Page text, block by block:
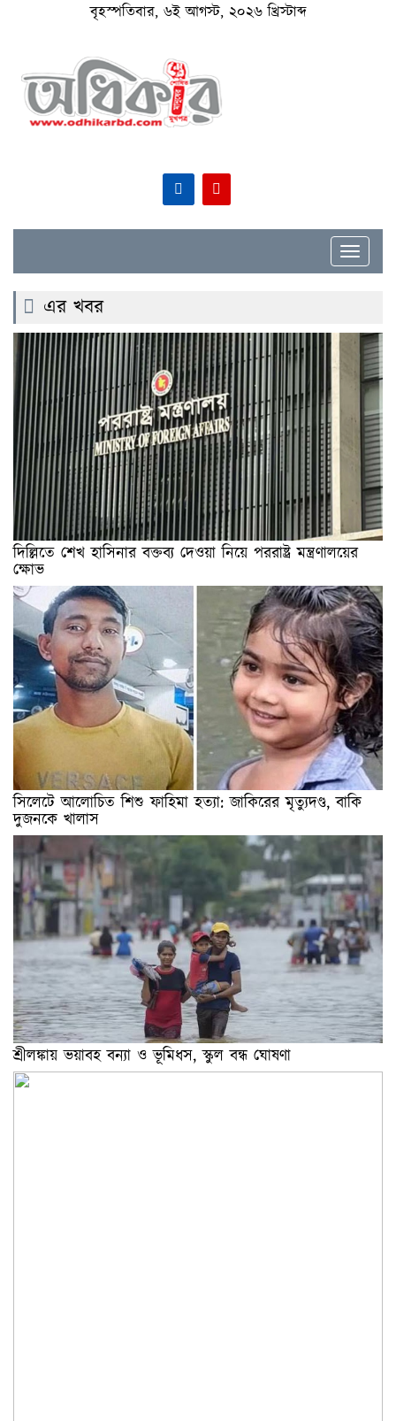
বৃহস্পতিবার, ৬ই আগস্ট, ২০২৬ খ্রিস্টাব্দ
Toggle
এর খবর
দিল্লিতে শেখ হাসিনার বক্তব্য দেওয়া নিয়ে পররাষ্ট্র মন্ত্রণালয়ের
ক্ষোভ
সিলেটে আলোচিত শিশু ফাহিমা হত্যা: জাকিরের মৃত্যুদণ্ড, বাকি
দুজনকে খালাস
শ্রীলঙ্কায় ভয়াবহ বন্যা ও ভূমিধস, স্কুল বন্ধ ঘোষণা